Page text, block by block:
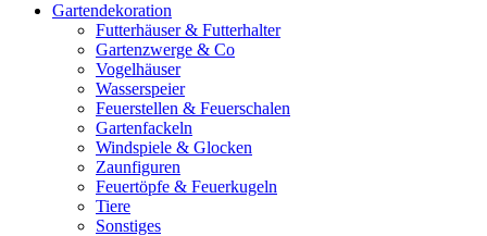
Gartendekoration
Futterhäuser & Futterhalter
Gartenzwerge & Co
Vogelhäuser
Wasserspeier
Feuerstellen & Feuerschalen
Gartenfackeln
Windspiele & Glocken
Zaunfiguren
Feuertöpfe & Feuerkugeln
Tiere
Sonstiges